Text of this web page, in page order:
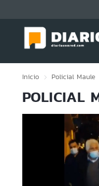
Inicio Policial Maule
POLICIAL